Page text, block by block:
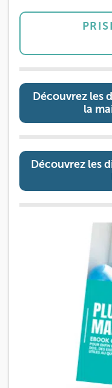
Découvrez les
la
Découvrez les